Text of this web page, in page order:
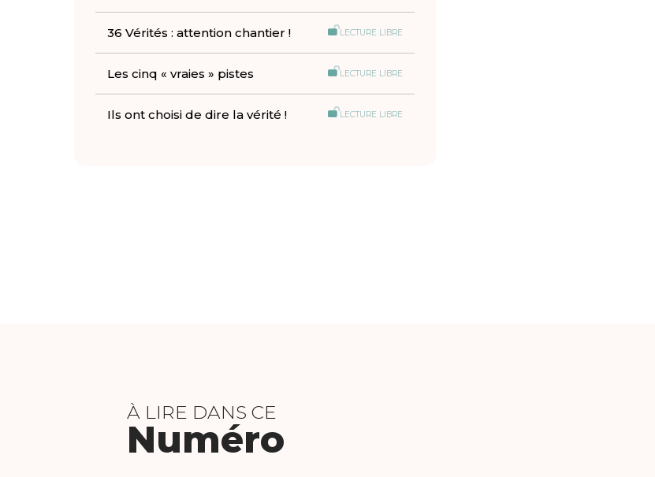
36 Vérités : attention chantier ! LECTURE LIBRE
Les cinq « vraies » pistes LECTURE LIBRE
Ils ont choisi de dire la vérité ! LECTURE LIBRE
À LIRE DANS CE
Numéro